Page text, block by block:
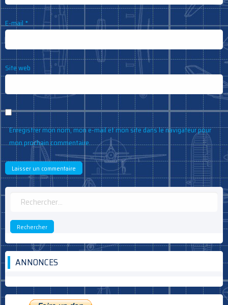
E-mail*
Site web
Enregistrer mon nom, mon e-mail et mon site dans le navigateur pour
mon prochain commentaire.
Rechercher :
ANNONCES